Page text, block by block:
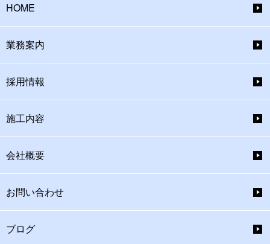
HOME
業務案内
採用情報
施工内容
会社概要
お問い合わせ
ブログ